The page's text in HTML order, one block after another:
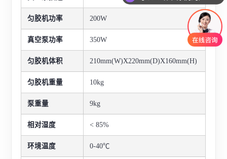
匀胶机功率 200W
真空泵功率 350W
匀胶机体积 210mm(W)X220mm(D)X160mm(H)
匀胶机重量 10kg
泵重量 9kg
相对湿度 < 85%
环境温度 0-40℃